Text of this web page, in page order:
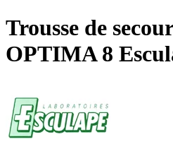
Trousse de
OPTIMA 8